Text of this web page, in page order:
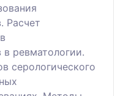
Расчет
ревматологии.
серологического